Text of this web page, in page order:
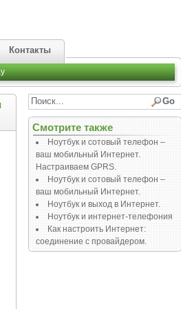
Контакты
Смотрите также
Ноутбук и сотовый телефон –
ваш мобильный Интернет.
Настраиваем GPRS.
Ноутбук и сотовый телефон –
ваш мобильный Интернет.
Ноутбук и выход в Интернет.
Ноутбук и интернет-телефония
Как настроить Интернет:
соединение с провайдером.